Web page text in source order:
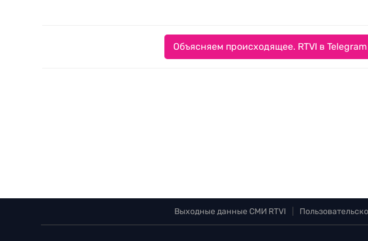
Объясняем происходящее. RTVI в Telegram
Выходные данные СМИ RTVI